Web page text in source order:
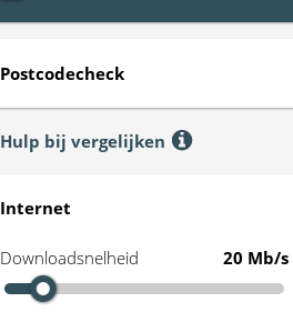
Postcodecheck
Hulp bij vergelijken
Internet
Downloadsnelheid 20 Mb/s